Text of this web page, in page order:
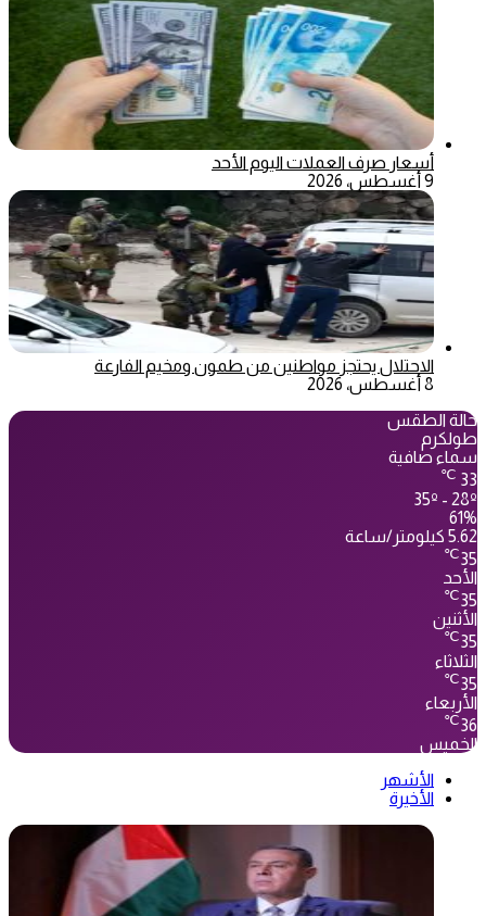
أسعار صرف العملات اليوم الأحد
9 أغسطس، 2026
الاحتلال يحتجز مواطنين من طمون ومخيم الفارعة
8 أغسطس، 2026
حالة الطقس
طولكرم
سماء صافية
33
℃
35º - 28º
61%
5.62 كيلومتر/ساعة
35
℃
الأحد
35
℃
الأثنين
35
℃
الثلاثاء
35
℃
الأربعاء
36
℃
الخميس
الأشهر
الأخيرة